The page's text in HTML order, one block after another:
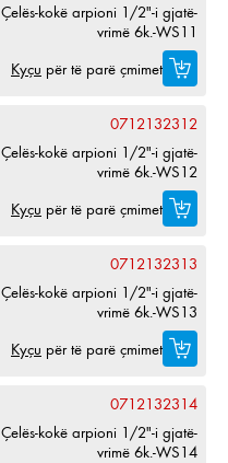
Çelës-kokë arpioni 1/2"-i gjatë-
vrimë 6k.-WS11
Kyçu për të parë çmimet
0712132312
Çelës-kokë arpioni 1/2"-i gjatë-
vrimë 6k.-WS12
Kyçu për të parë çmimet
0712132313
Çelës-kokë arpioni 1/2"-i gjatë-
vrimë 6k.-WS13
Kyçu për të parë çmimet
0712132314
Çelës-kokë arpioni 1/2"-i gjatë-
vrimë 6k.-WS14